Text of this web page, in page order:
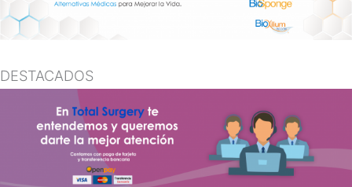
DESTACADOS